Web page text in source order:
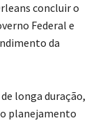
concluir o
Federal e
da
longa duração,
planejamento